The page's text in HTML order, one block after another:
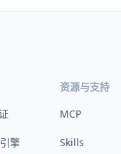
擎
资源与支持
MCP
Skills